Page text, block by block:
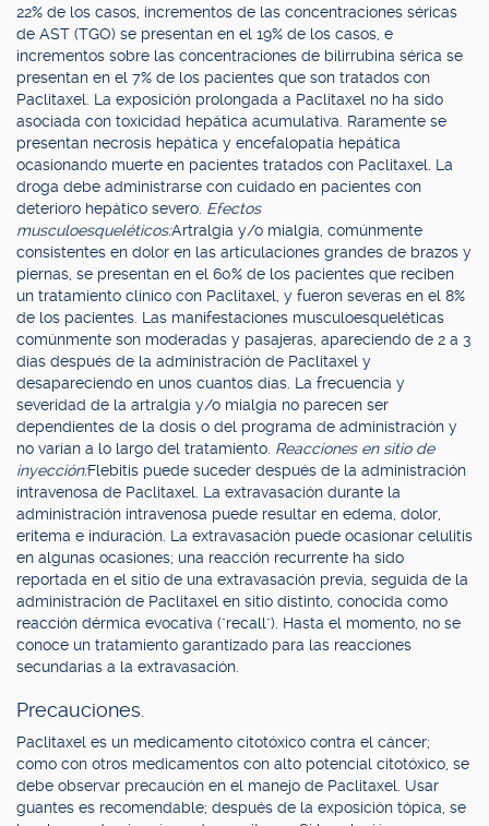
22% de los casos, incrementos de las concentraciones séricas
de AST (TGO) se presentan en el 19% de los casos, e
incrementos sobre las concentraciones de bilirrubina sérica se
presentan en el 7% de los pacientes que son tratados con
Paclitaxel. La exposición prolongada a Paclitaxel no ha sido
asociada con toxicidad hepática acumulativa. Raramente se
presentan necrosis hepática y encefalopatía hepática
ocasionando muerte en pacientes tratados con Paclitaxel. La
droga debe administrarse con cuidado en pacientes con
deterioro hepático severo. Efectos
musculoesqueléticos:Artralgia y/o mialgia, comúnmente
consistentes en dolor en las articulaciones grandes de brazos y
piernas, se presentan en el 60% de los pacientes que reciben
un tratamiento clínico con Paclitaxel, y fueron severas en el 8%
de los pacientes. Las manifestaciones musculoesqueléticas
comúnmente son moderadas y pasajeras, apareciendo de 2 a 3
días después de la administración de Paclitaxel y
desapareciendo en unos cuantos días. La frecuencia y
severidad de la artralgia y/o mialgia no parecen ser
dependientes de la dosis o del programa de administración y
no varían a lo largo del tratamiento. Reacciones en sitio de
inyección:Flebitis puede suceder después de la administración
intravenosa de Paclitaxel. La extravasación durante la
administración intravenosa puede resultar en edema, dolor,
eritema e induración. La extravasación puede ocasionar celulitis
en algunas ocasiones; una reacción recurrente ha sido
reportada en el sitio de una extravasación previa, seguida de la
administración de Paclitaxel en sitio distinto, conocida como
reacción dérmica evocativa ("recall"). Hasta el momento, no se
conoce un tratamiento garantizado para las reacciones
secundarias a la extravasación.
Precauciones.
Paclitaxel es un medicamento citotóxico contra el cáncer;
como con otros medicamentos con alto potencial citotóxico, se
debe observar precaución en el manejo de Paclitaxel. Usar
guantes es recomendable; después de la exposición tópica, se